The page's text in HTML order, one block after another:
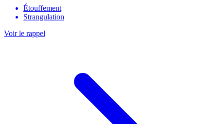
Étouffement
Strangulation
Voir le rappel